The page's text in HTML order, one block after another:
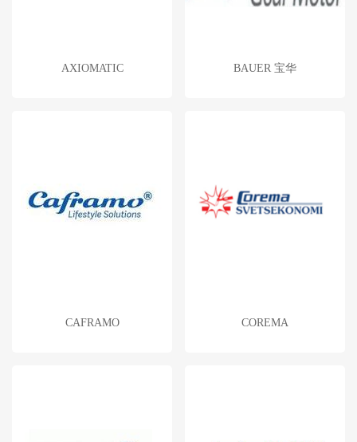
AXIOMATIC BAUER 宝华
CAFRAMO COREMA